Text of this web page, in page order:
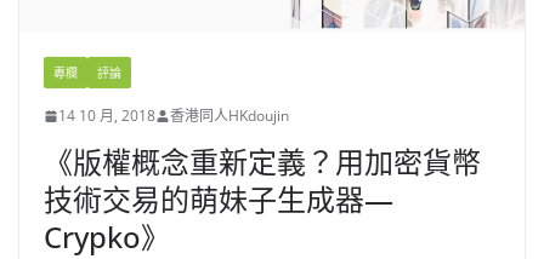
專欄 評論
14 10 月, 2018 香港同人HKdoujin
《版權概念重新定義？用加密貨幣
技術交易的萌妹子生成器—
Crypko》